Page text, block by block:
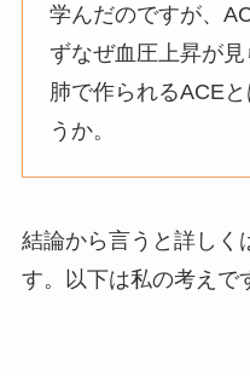
学んだのですが、
ずなぜ血圧上昇が見
肺で作られるACE
うか。
結論から言うと詳しく
す。以下は私の考えで